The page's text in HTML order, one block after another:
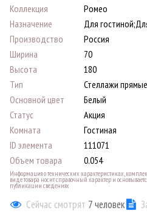
Коллекция
Ромео
Назначение
Для
Производство
Россия
Ширина
70
Высота
180
Тип
Стеллажи прямые
Основной цвет
Белый
Статус
Акция
Комната
Гостиная
ID элемента
111071
Объем товара
0.054
Информация о технических характеристиках,
виде товара носит справочный характер и
публикации сведениях
Сейчас смотрят 7человек